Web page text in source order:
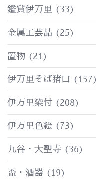
鑑賞伊万里 (33)
金属工芸品 (25)
置物 (21)
伊万里そば猪口 (157)
伊万里染付 (208)
伊万里色絵 (73)
九谷・大聖寺 (36)
盃・酒器 (19)